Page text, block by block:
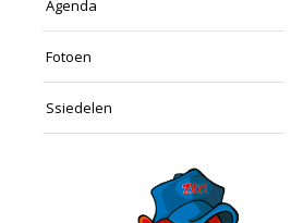
Agenda
Fotoen
Ssiedelen